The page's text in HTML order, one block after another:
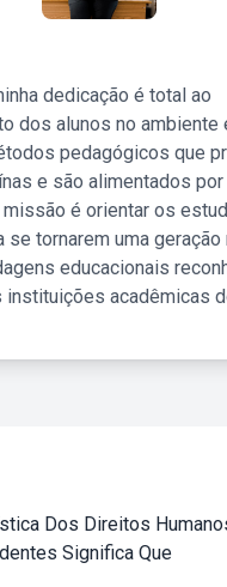
dedicação é total ao
dos alunos no ambiente
pedagógicos que
e são alimentados
missão é orientar os
se tornarem uma geração
educacionais
acadêmicas
Dos Direitos
Significa Que